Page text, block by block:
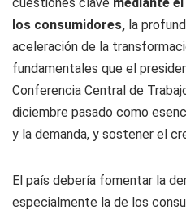
los consumidores, la
aceleración de la
fundamentales que el
Conferencia Central de
diciembre pasado como
y la demanda, y sostener el
El país debería fomentar la
especialmente la de los